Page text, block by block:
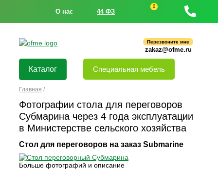
О нас 44 ФЗ
0
Перезвоните мне
zakaz@ofme.ru
Каталог Специальная мебель
Главная /
Фотографии стола для переговоров
Субмарина через 4 года эксплуатации
в Министерстве сельского хозяйства
Стол для переговоров на заказ Submarine
Больше фотографий и описание